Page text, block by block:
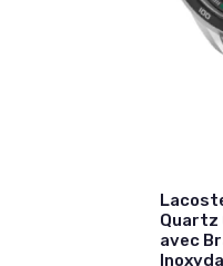
Quartz
avec